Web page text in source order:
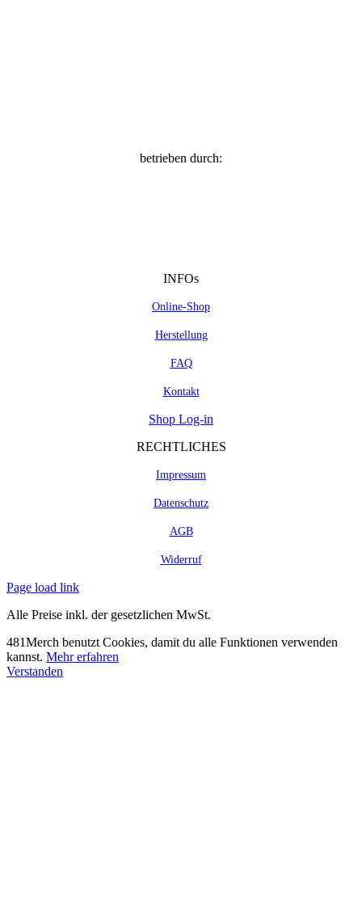
betrieben durch:
INFOs
Online-Shop
Herstellung
FAQ
Kontakt
Shop Log-in
RECHTLICHES
Impressum
Datenschutz
AGB
Widerruf
Page load link
Alle Preise inkl. der gesetzlichen MwSt.
481Merch benutzt Cookies, damit du alle Funktionen verwenden
kannst. Mehr erfahren
Verstanden